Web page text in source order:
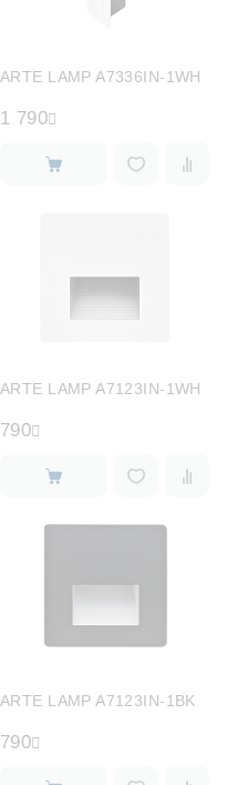
ARTE LAMP A7336IN-1WH
1 790
ARTE LAMP A7123IN-1WH
790
ARTE LAMP A7123IN-1BK
790